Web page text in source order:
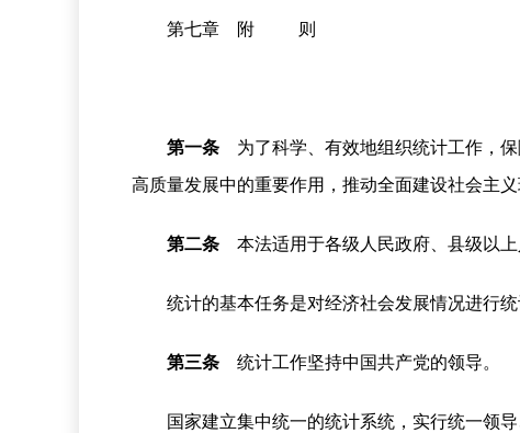
第七章 附 则
第一条 为了科学、有效地组织统计工作，
高质量发展中的重要作用，推动全面建设社会主义
第二条 本法适用于各级人民政府、县级以上
统计的基本任务是对经济社会发展情况进行
第三条 统计工作坚持中国共产党的领导。
国家建立集中统一的统计系统，实行统一领